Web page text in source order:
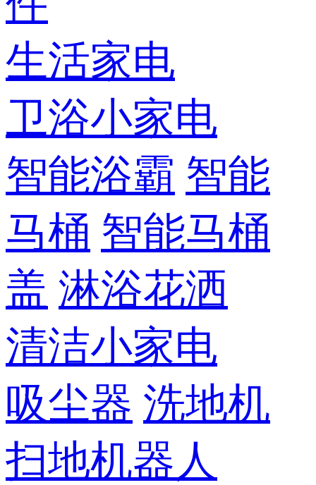
生活家电
卫浴小家电
智能浴霸 智能
马桶 智能马桶
盖 淋浴花洒
清洁小家电
吸尘器 洗地机
扫地机器人